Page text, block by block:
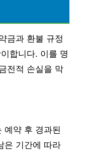
금과 환불 규정
합니다. 이를 명
전적 손실을 막
예약 후 경과된
은 기간에 따라